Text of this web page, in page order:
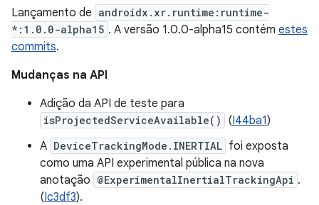
Lançamento de androidx.xr.runtime:runtime-
*:1.0.0-alpha15 . A versão 1.0.0-alpha15 contém estes
commits.
Mudanças na API
Adição da API de teste para
isProjectedServiceAvailable() (I44ba1)
A DeviceTrackingMode.INERTIAL foi exposta
como uma API experimental pública na nova
anotação @ExperimentalInertialTrackingApi .
(Ic3df3).